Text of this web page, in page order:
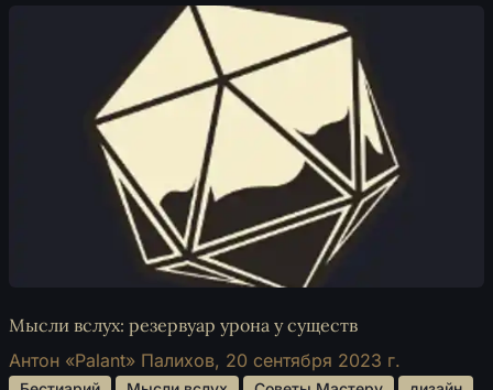
Мысли вслух: резервуар урона у существ
Антон «Palant» Палихов, 20 сентября 2023 г.